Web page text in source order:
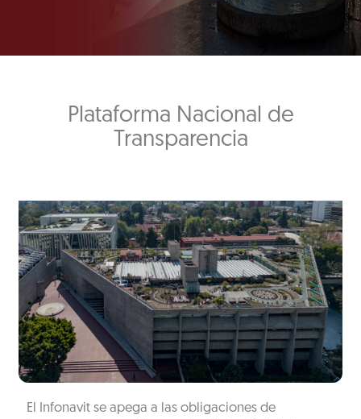
Plataforma Nacional de
Transparencia
El Infonavit se apega a las obligaciones de